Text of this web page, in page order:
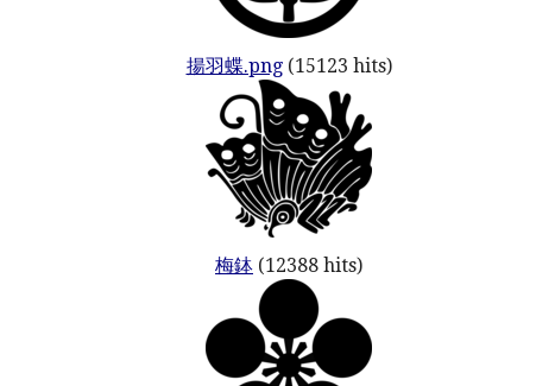
揚羽蝶.png(15123 hits)
梅鉢 (12388 hits)